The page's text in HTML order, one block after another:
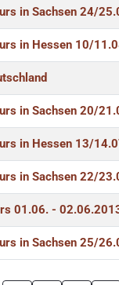
in Sachsen 24/
in Hessen 10/
in Sachsen 20/
in Hessen 13/
in Sachsen 22/
01.06. -
in Sachsen 25/